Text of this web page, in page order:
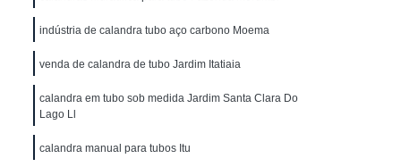
Corrimão Ferro
Corrimão Ferro área Externa
Ferro de Parede
Corrimão Ferro Escada
Corrimão Ferro para Escada Externa
Corrimão com Ferro Galvanizado
Corrimão de Ferro Galvanizado
indústria de calandra tubo aço carbono Moema
venda de calandra de tubo Jardim Itatiaia
calandra em tubo sob medida Jardim Santa Clara Do
Lago Ll
calandra manual para tubos Itu